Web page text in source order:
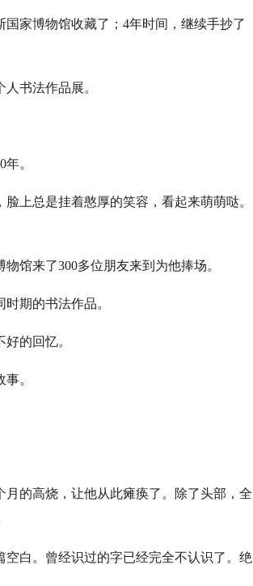
家博物馆收藏了；4年时间，继续手抄了
书法作品展。
。
上总是挂着憨厚的笑容，看起来萌萌哒。
馆来了300多位朋友来到为他捧场。
期的书法作品。
的回忆。
。
的高烧，让他从此瘫痪了。除了头部，全
白。曾经识过的字已经完全不认识了。绝